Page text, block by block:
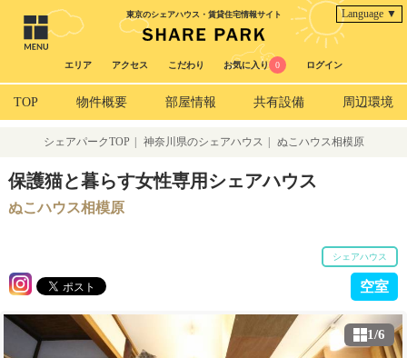
東京のシェアハウス・賃貸住宅情報サイト Language ▼
エリア アクセス こだわり お気に入り 0 ログイン
TOP 物件概要 部屋情報 共有設備 周辺環境
シェアパークTOP 神奈川県のシェアハウス ぬこハウス相模原
保護猫と暮らす女性専用シェアハウス
ぬこハウス相模原
シェアハウス
空室
1/6